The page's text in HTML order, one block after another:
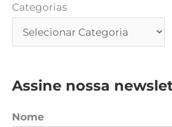
Categorias
Assine nossa
Nome